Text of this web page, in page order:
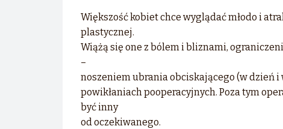
Większość kobiet chce wyglądać młodo i
plastycznej.
Wiążą się one z bólem i bliznami,
–
noszeniem ubrania obciskającego (w dzień
powikłaniach pooperacyjnych. Poza tym
być inny
od oczekiwanego.